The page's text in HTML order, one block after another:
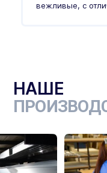
вежливые, с
НАШЕ